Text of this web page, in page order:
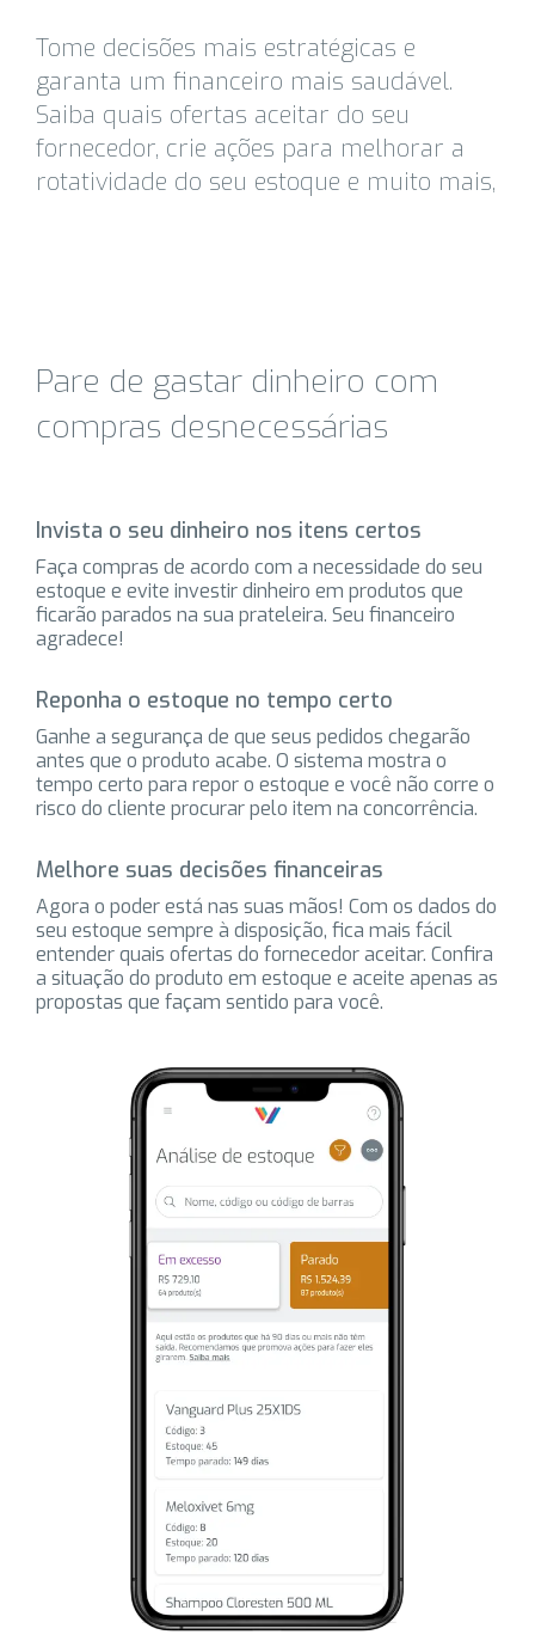
Tome decisões mais estratégicas e
garanta um financeiro mais saudável.
Saiba quais ofertas aceitar do seu
fornecedor, crie ações para melhorar a
rotatividade do seu estoque e muito mais,
Pare de gastar dinheiro com
compras desnecessárias
Invista o seu dinheiro nos itens certos
Faça compras de acordo com a necessidade do seu
estoque e evite investir dinheiro em produtos que
ficarão parados na sua prateleira. Seu financeiro
agradece!
Reponha o estoque no tempo certo
Ganhe a segurança de que seus pedidos chegarão
antes que o produto acabe. O sistema mostra o
tempo certo para repor o estoque e você não corre o
risco do cliente procurar pelo item na concorrência.
Melhore suas decisões financeiras
Agora o poder está nas suas mãos! Com os dados do
seu estoque sempre à disposição, fica mais fácil
entender quais ofertas do fornecedor aceitar. Confira
a situação do produto em estoque e aceite apenas as
propostas que façam sentido para você.